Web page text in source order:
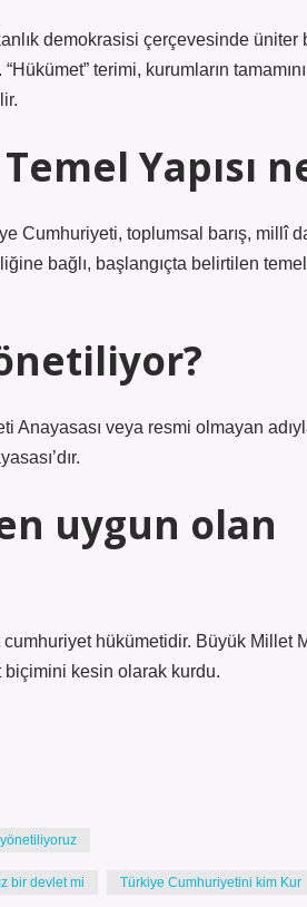
demokrasisi çerçevesinde üniter
terimi, kurumların
Yapısı
Cumhuriyeti, toplumsal barış, millî
bağlı, başlangıçta belirtilen
Anayasası veya resmi olmayan
uygun olan
hükümetidir. Büyük Millet
kesin olarak kurdu.
bir devlet mi Türkiye Cumhuriyetini kim Kur